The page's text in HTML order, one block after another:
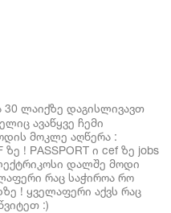
30 ლაიქზე დაგისლივავთ
ავაწყვე ჩემი
მოკლე აღწერა :
! PASSPORT ი cef ზე jobs
დალშე მოდი
რაც საჭიროა რო
! ყველაფერი აქვს რაც
:)